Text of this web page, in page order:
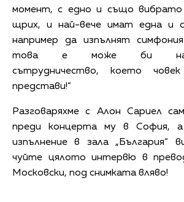
момент, с едно и също
щрих, и най-вече имат една и
например да изпълнят
това е може би най-
сътрудничество, което
представи!“
Разговаряхме с Алон Сариел
преди концерта му в София,
изпълнение в зала „България“
чуйте цялото интервю в
Московски, под снимката вляво!